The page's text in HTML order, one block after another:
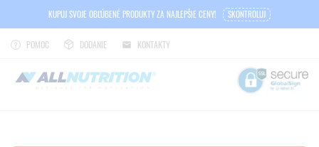
KUPUJ SVOJE OBĽÚBENÉ PRODUKTY ZA NAJLEPŠIE CENY! SKONTROLUJ
POMOC DODANIE KONTAKTY